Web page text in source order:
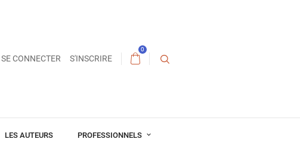
SE CONNECTER S'INSCRIRE
0
LES AUTEURS PROFESSIONNELS